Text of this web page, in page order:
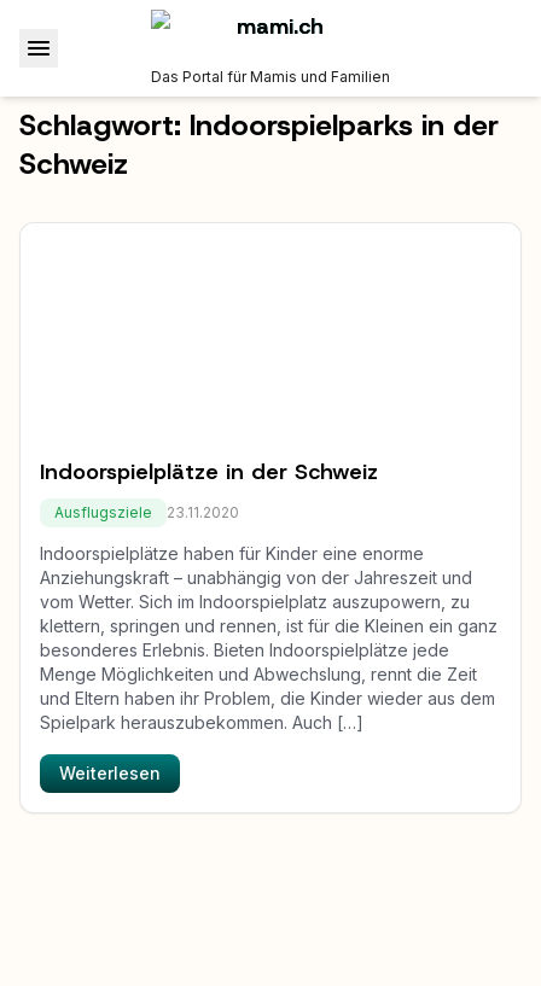
Das Portal für Mamis und Familien
Schlagwort: Indoorspielparks in der
Schweiz
Indoorspielplätze in der Schweiz
Ausflugsziele 23.11.2020
Indoorspielplätze haben für Kinder eine enorme
Anziehungskraft – unabhängig von der Jahreszeit und
vom Wetter. Sich im Indoorspielplatz auszupowern, zu
klettern, springen und rennen, ist für die Kleinen ein ganz
besonderes Erlebnis. Bieten Indoorspielplätze jede
Menge Möglichkeiten und Abwechslung, rennt die Zeit
und Eltern haben ihr Problem, die Kinder wieder aus dem
Spielpark herauszubekommen. Auch […]
Weiterlesen